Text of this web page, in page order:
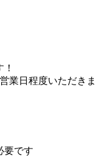
業日程度いただきま
要です